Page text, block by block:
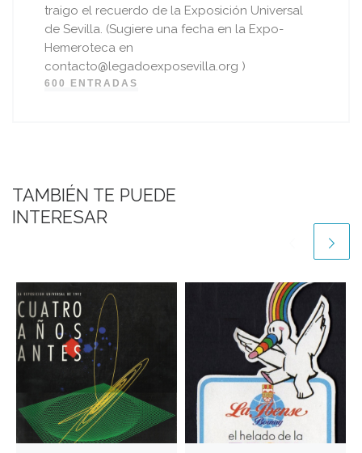
traigo el recuerdo de la Exposición Universal
de Sevilla. (Sugiere una fecha en la Expo-
Hemeroteca en
contacto@legadoexposevilla.org )
600 ENTRADAS
TAMBIÉN TE PUEDE
INTERESAR